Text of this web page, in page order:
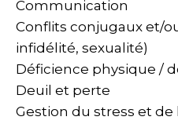
Communication
Conflits conjugaux et/
infidélité, sexualité)
Déficience physique /
Deuil et perte
Gestion du stress et de